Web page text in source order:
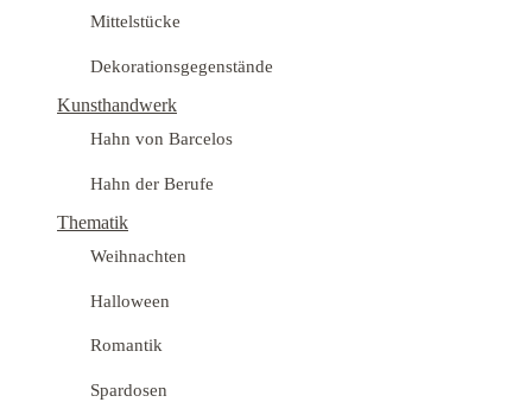
Mittelstücke
Dekorationsgegenstände
Kunsthandwerk
Hahn von Barcelos
Hahn der Berufe
Thematik
Weihnachten
Halloween
Romantik
Spardosen